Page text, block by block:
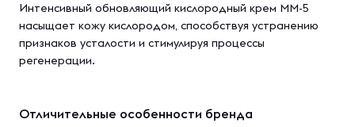
Интенсивный обновляющий кислородный крем ММ-5
насыщает кожу кислородом, способствуя устранению
признаков усталости и стимулируя процессы
регенерации.
Отличительные особенности бренда